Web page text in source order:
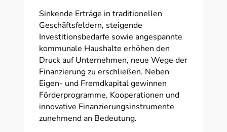
Sinkende Erträge in traditionellen
Geschäftsfeldern, steigende
Investitionsbedarfe sowie angespannte
kommunale Haushalte erhöhen den
Druck auf Unternehmen, neue Wege der
Finanzierung zu erschließen. Neben
Eigen- und Fremdkapital gewinnen
Förderprogramme, Kooperationen und
innovative Finanzierungsinstrumente
zunehmend an Bedeutung.